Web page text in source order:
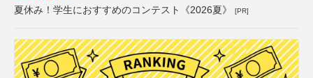
夏休み！学生におすすめのコンテスト《2026夏》 [PR]